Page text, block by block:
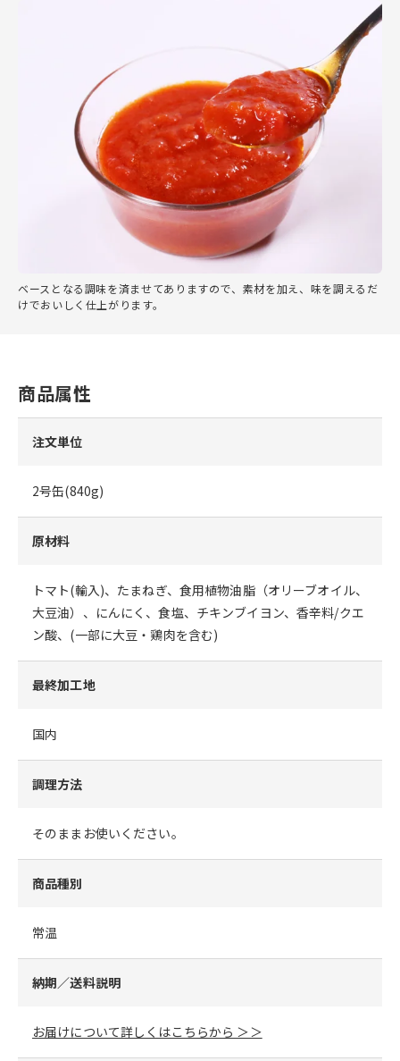
ベースとなる調味を済ませてありますので、素材を加え、味を調えるだ
けでおいしく仕上がります。
商品属性
注文単位
2号缶(840g)
原材料
トマト(輸入)、たまねぎ、食用植物油脂（オリーブオイル、
大豆油）、にんにく、食塩、チキンブイヨン、香辛料/クエ
ン酸、(一部に大豆・鶏肉を含む)
最終加工地
国内
調理方法
そのままお使いください。
商品種別
常温
納期／送料説明
お届けについて詳しくはこちらから ＞＞